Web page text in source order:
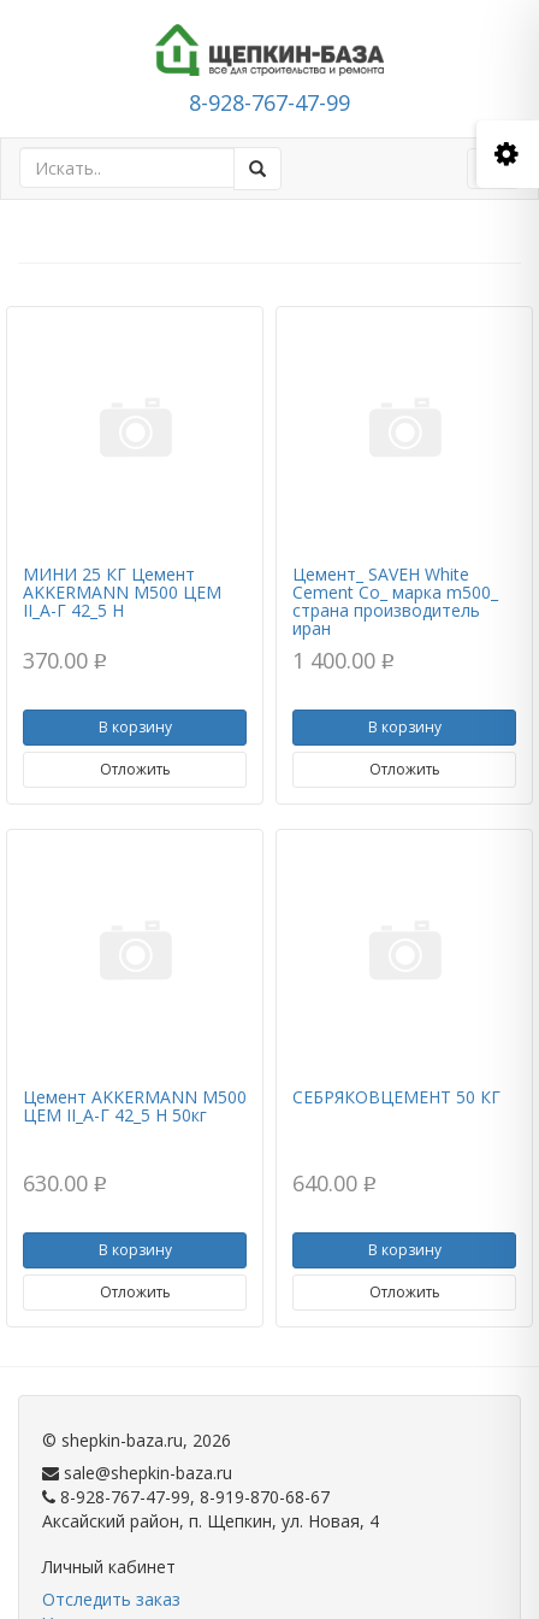
8-928-767-47-99
МИНИ 25 КГ Цемент
AKKERMANN М500 ЦЕМ
II_А-Г 42_5 Н
370.00 p
В корзину
Отложить
Цемент_ SAVEH White
Cement Co_ марка m500_
страна производитель
иран
1 400.00 p
В корзину
Отложить
Цемент AKKERMANN М500
ЦЕМ II_А-Г 42_5 Н 50кг
630.00 p
В корзину
Отложить
СЕБРЯКОВЦЕМЕНТ 50 КГ
640.00 p
В корзину
Отложить
© shepkin-baza.ru, 2026
sale@shepkin-baza.ru
8-928-767-47-99, 8-919-870-68-67
Аксайский район, п. Щепкин, ул. Новая, 4
Личный кабинет
Отследить заказ